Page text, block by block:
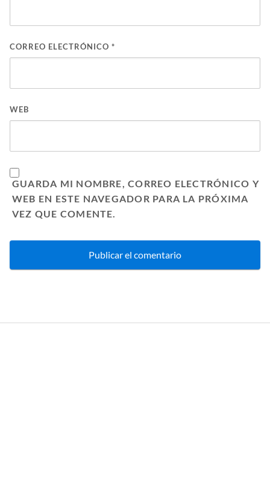
CORREO ELECTRÓNICO *
WEB
GUARDA MI NOMBRE, CORREO ELECTRÓNICO Y
WEB EN ESTE NAVEGADOR PARA LA PRÓXIMA
VEZ QUE COMENTE.